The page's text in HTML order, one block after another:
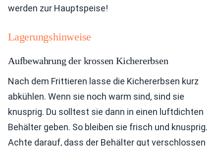
werden zur Hauptspeise!
Lagerungshinweise
Aufbewahrung der krossen Kichererbsen
Nach dem Frittieren lasse die Kichererbsen kurz
abkühlen. Wenn sie noch warm sind, sind sie
knusprig. Du solltest sie dann in einen luftdichten
Behälter geben. So bleiben sie frisch und knusprig.
Achte darauf, dass der Behälter gut verschlossen